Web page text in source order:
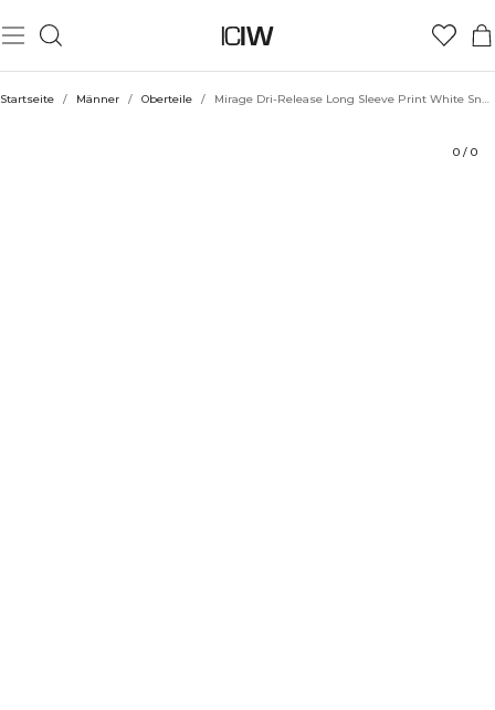
Startseite / Männer / Oberteile / Mirage Dri-Release Long Sleeve Print White Snow
0 / 0